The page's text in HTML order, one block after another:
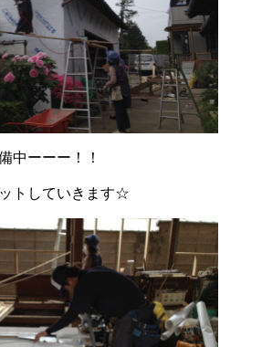
中ーーー！！
トしていきます☆